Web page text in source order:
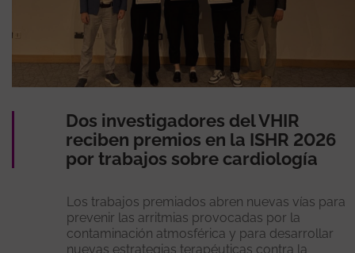
Dos investigadores del VHIR
reciben premios en la ISHR 2026
por trabajos sobre cardiología
Los trabajos premiados abren nuevas vías para
prevenir las arritmias provocadas por la
contaminación atmosférica y para desarrollar
nuevas estrategias terapéuticas contra la